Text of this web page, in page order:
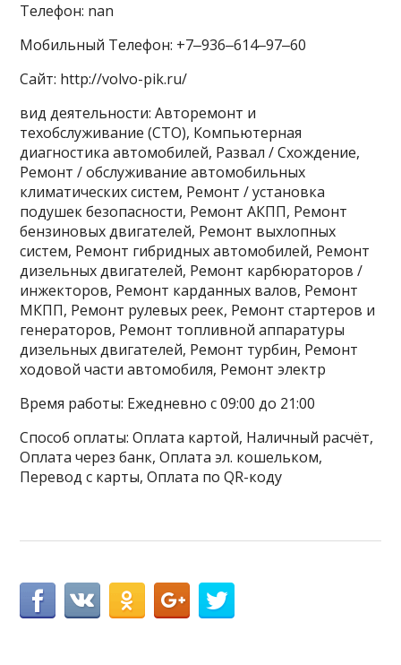
Телефон: nan
Мобильный Телефон: +7‒936‒614‒97‒60
Сайт: http://volvo-pik.ru/
вид деятельности: Авторемонт и
техобслуживание (СТО), Компьютерная
диагностика автомобилей, Развал / Схождение,
Ремонт / обслуживание автомобильных
климатических систем, Ремонт / установка
подушек безопасности, Ремонт АКПП, Ремонт
бензиновых двигателей, Ремонт выхлопных
систем, Ремонт гибридных автомобилей, Ремонт
дизельных двигателей, Ремонт карбюраторов /
инжекторов, Ремонт карданных валов, Ремонт
МКПП, Ремонт рулевых реек, Ремонт стартеров и
генераторов, Ремонт топливной аппаратуры
дизельных двигателей, Ремонт турбин, Ремонт
ходовой части автомобиля, Ремонт электр
Время работы: Ежедневно с 09:00 до 21:00
Способ оплаты: Оплата картой, Наличный расчёт,
Оплата через банк, Оплата эл. кошельком,
Перевод с карты, Оплата по QR-коду